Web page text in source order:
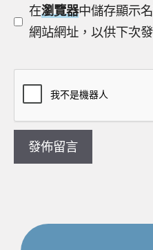
地 在瀏覽器中儲存顯示
網站網址，以供下次